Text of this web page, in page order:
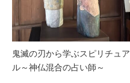
鬼滅の刃から学ぶスピリチュア
ル～神仏混合の占い師～